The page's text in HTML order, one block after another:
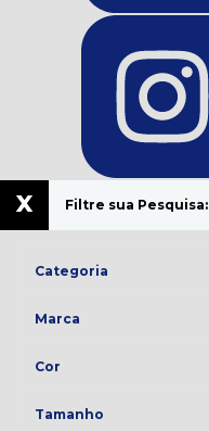
x Filtre sua Pesquisa:
Categoria
Marca
Cor
Tamanho